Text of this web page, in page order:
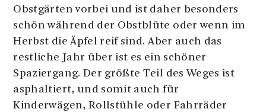
Obstgärten vorbei und ist daher besonders
schön während der Obstblüte oder wenn im
Herbst die Äpfel reif sind. Aber auch das
restliche Jahr über ist es ein schöner
Spaziergang. Der größte Teil des Weges ist
asphaltiert, und somit auch für
Kinderwägen, Rollstühle oder Fahrräder